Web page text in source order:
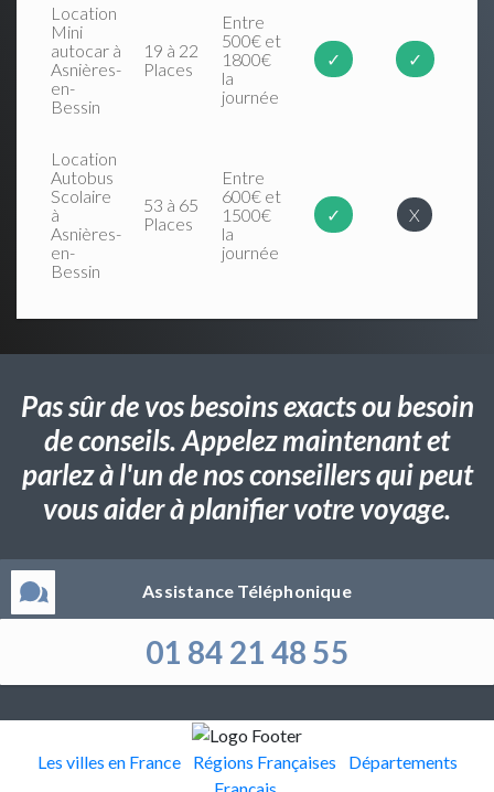
Location
Mini
autocar à
Asnières-
en-
Bessin
19 à 22
Places
Entre
500€ et
1800€
la
journée
✓ ✓
Location
Autobus
Scolaire
à
Asnières-
en-
Bessin
53 à 65
Places
Entre
600€ et
1500€
la
journée
✓ X
Pas sûr de vos besoins exacts ou besoin
de conseils. Appelez maintenant et
parlez à l'un de nos conseillers qui peut
vous aider à planifier votre voyage.
Assistance Téléphonique
01 84 21 48 55
Les villes en France Régions Françaises
Départements